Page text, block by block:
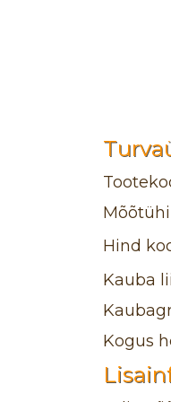
Hind
Kauba
Kogus